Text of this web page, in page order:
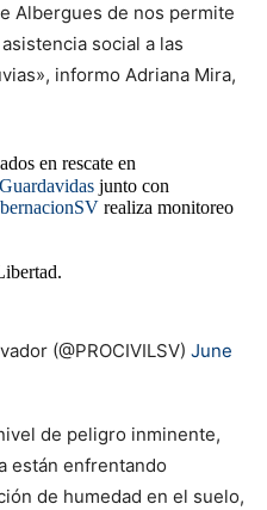
Albergues de nos permite
social a las
informo Adriana Mira,
en rescate en
junto con
realiza monitoreo
(@PROCIVILSV) June
de peligro inminente,
están enfrentando
de humedad en el suelo,